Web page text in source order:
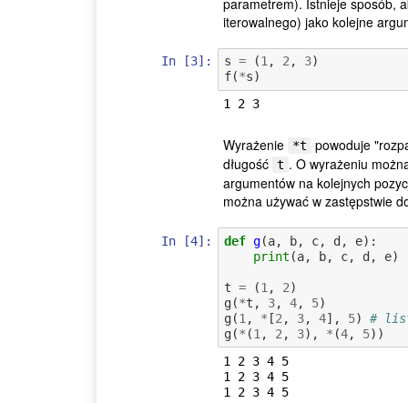
iterowalnego) jako kolejne
In [3]: s = (1, 2, 3)
f(*s)
1 2 3
Wyrażenie *t
powoduje
długość t . O wyrażeniu
argumentów na kolejnych
można używać w zastępstwie
In [4]: def g(a, b, c, d , e):
print (a, b, c, d , e)
t = (1 , 2)
g(*t , 3, 4, 5)
g(1 , * [2 , 3, 4], 5)
#
g(* (1 , 2 , 3), * (4, 5))
1 2 3 4 5
1 2 3 4 5
1 2 3 4 5